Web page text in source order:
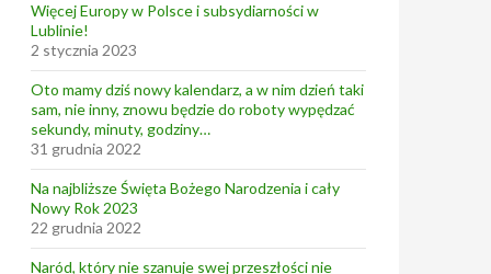
Więcej Europy w Polsce i subsydiarności w
Lublinie!
2 stycznia 2023
Oto mamy dziś nowy kalendarz, a w nim dzień taki
sam, nie inny, znowu będzie do roboty wypędzać
sekundy, minuty, godziny…
31 grudnia 2022
Na najbliższe Święta Bożego Narodzenia i cały
Nowy Rok 2023
22 grudnia 2022
Naród, który nie szanuje swej przeszłości nie